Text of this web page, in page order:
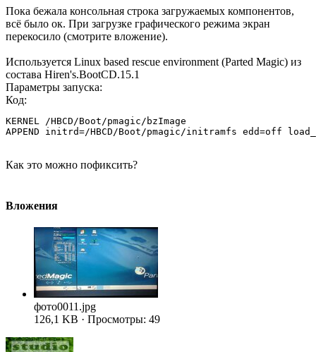
Пока бежала консольная строка загружаемых компонентов,
всё было ок. При загрузке графического режима экран
перекосило (смотрите вложение).
Используется Linux based rescue environment (Parted Magic) из
состава Hiren's.BootCD.15.1
Параметры запуска:
Код:
KERNEL /HBCD/Boot/pmagic/bzImage
APPEND initrd=/HBCD/Boot/pmagic/initramfs edd=off
Как это можно пофиксить?
Вложения
фото0011.jpg
126,1 KB · Просмотры: 49